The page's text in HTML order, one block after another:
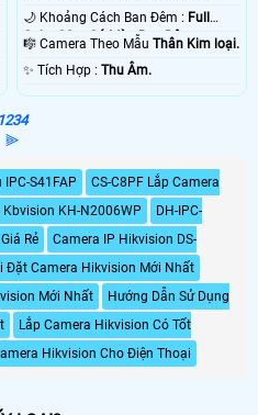
🌙 Khoảng Cách Ban Đêm : Full
Color 30m Có Màu Ban Ðêm.
🎼️ Camera Theo MẫuThân Kim loại.
️✨ Tích Hợp :Thu Âm.
1234
⫸
S41FAP
CS-C8PF Lắp Camera
Kbvision KH-N2006WP
DH-IPC-
Rẻ
Camera IP Hikvision DS-
Đặt Camera Hikvision Mới Nhất
Mới Nhất
Hướng Dẫn Sử Dụng
Lắp Camera Hikvision Có Tốt
Hikvision Cho Điện Thoại